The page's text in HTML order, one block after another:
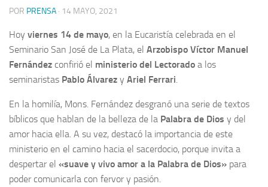
POR PRENSA · 14 MAYO, 2021
Hoy viernes 14 de mayo, en la Eucaristía celebrada en el
Seminario San José de La Plata, el Arzobispo Víctor Manuel
Fernández confirió el ministerio del Lectorado a los
seminaristas Pablo Álvarez y Ariel Ferrari
En la homilía, Mons. Fernández desgranó una serie de textos
bíblicos que hablan de la belleza de la Palabra de Dios y del
amor hacia ella. A su vez, destacó la importancia de este
ministerio en el camino hacia el sacerdocio, porque invita a
despertar el «suave y vivo amor a la Palabra de Dios» para
poder comunicarla con fervor y pasión.